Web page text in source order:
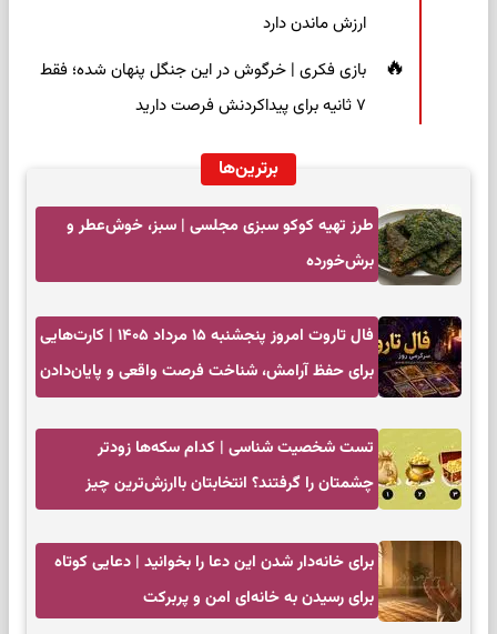
ارزش ماندن دارد
بازی فکری | خرگوش در این جنگل پنهان شده؛ فقط
۷ ثانیه برای پیداکردنش فرصت دارید
برترین‌ها
طرز تهیه کوکو سبزی مجلسی | سبز، خوش‌عطر و
برش‌خورده
فال تاروت امروز پنجشنبه ۱۵ مرداد ۱۴۰۵ | کارت‌هایی
برای حفظ آرامش، شناخت فرصت واقعی و پایان‌دادن
تست شخصیت شناسی | کدام سکه‌ها زودتر
چشمتان را گرفتند؟ انتخابتان باارزش‌ترین چیز
برای خانه‌دار شدن این دعا را بخوانید | دعایی کوتاه
برای رسیدن به خانه‌ای امن و پربرکت